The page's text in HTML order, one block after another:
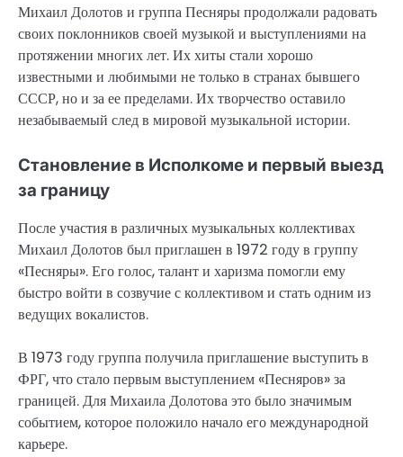
Михаил Долотов и группа Песняры продолжали радовать
своих поклонников своей музыкой и выступлениями на
протяжении многих лет. Их хиты стали хорошо
известными и любимыми не только в странах бывшего
СССР, но и за ее пределами. Их творчество оставило
незабываемый след в мировой музыкальной истории.
Становление в Исполкоме и первый выезд
за границу
После участия в различных музыкальных коллективах
Михаил Долотов был приглашен в 1972 году в группу
«Песняры». Его голос, талант и харизма помогли ему
быстро войти в созвучие с коллективом и стать одним из
ведущих вокалистов.
В 1973 году группа получила приглашение выступить в
ФРГ, что стало первым выступлением «Песняров» за
границей. Для Михаила Долотова это было значимым
событием, которое положило начало его международной
карьере.